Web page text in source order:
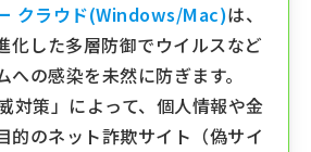
クラウド(Windows/Mac)は、
化した多層防御でウイルスなど
の感染を未然に防ぎます。
対策」によって、個人情報や金
的のネット詐欺サイト（偽サイ